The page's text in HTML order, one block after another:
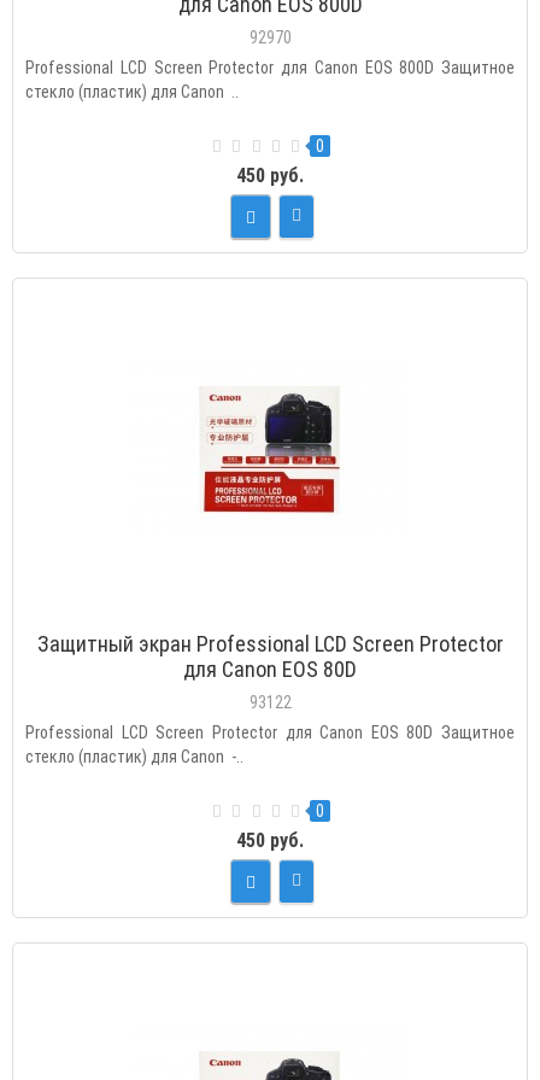
92970
Professional LCD Screen Protector для Canon EOS 800D Защитное
стекло (пластик) для Canon ..
0
450 руб.
Защитный экран Professional LCD Screen Protector
для Canon EOS 80D
93122
Professional LCD Screen Protector для Canon EOS 80D Защитное
стекло (пластик) для Canon -..
0
450 руб.